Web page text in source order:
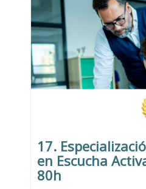
17.
en Escucha
80h